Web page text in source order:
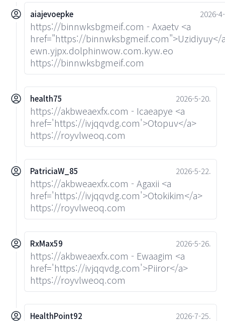
aiajevoepke 2026-
https://binnwksbgmeif.com - Axaetv <a
href="https://binnwksbgmeif.com">Uzidiyuy</
ewn.yjpx.dolphinwow.com.kyw.eo
https://binnwksbgmeif.com
health75 2026-5-20.
https://akbweaexfx.com - Icaeapye <a
href='https://ivjqqvdg.com'>Otopuv</a>
https://royvlweoq.com
PatriciaW_85 2026-5-22.
https://akbweaexfx.com - Agaxii <a
href='https://ivjqqvdg.com'>Otokikim</a>
https://royvlweoq.com
RxMax59 2026-5-26.
https://akbweaexfx.com - Ewaagim <a
href='https://ivjqqvdg.com'>Piiror</a>
https://royvlweoq.com
HealthPoint92 2026-7-25.